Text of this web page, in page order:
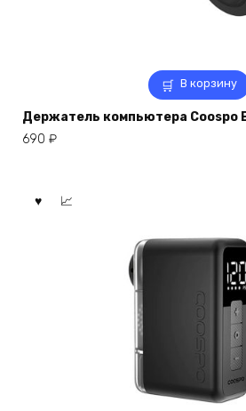
В корзину
Держатель компьютера Coospo
690 ₽